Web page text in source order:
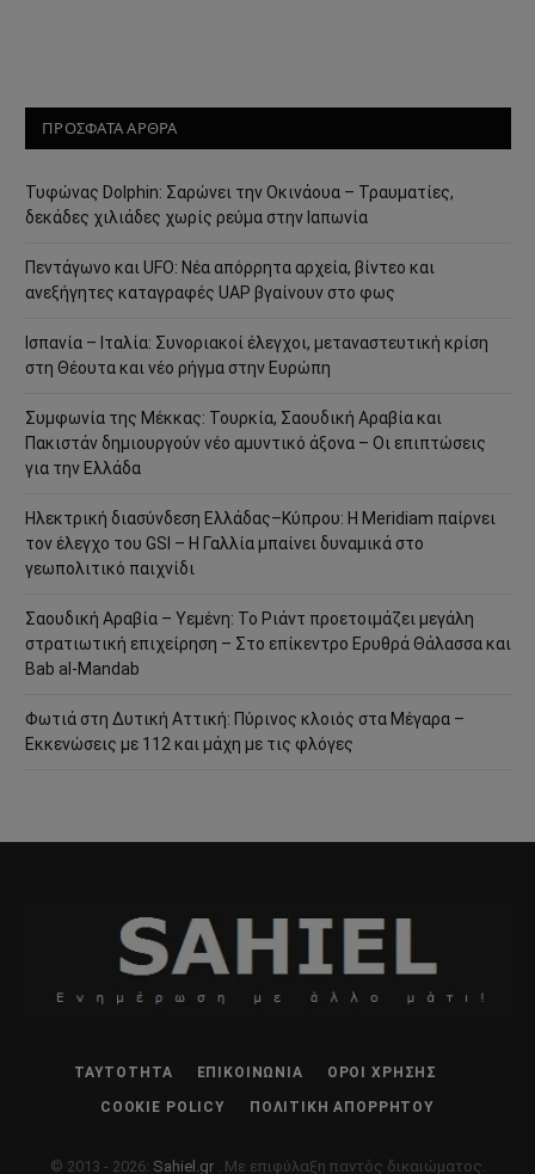
ΠΡΟΣΦΑΤΑ ΑΡΘΡΑ
Τυφώνας Dolphin: Σαρώνει την Οκινάουα – Τραυματίες,
δεκάδες χιλιάδες χωρίς ρεύμα στην Ιαπωνία
Πεντάγωνο και UFO: Νέα απόρρητα αρχεία, βίντεο και
ανεξήγητες καταγραφές UAP βγαίνουν στο φως
Ισπανία – Ιταλία: Συνοριακοί έλεγχοι, μεταναστευτική κρίση
στη Θέουτα και νέο ρήγμα στην Ευρώπη
Συμφωνία της Μέκκας: Τουρκία, Σαουδική Αραβία και
Πακιστάν δημιουργούν νέο αμυντικό άξονα – Οι επιπτώσεις
για την Ελλάδα
Ηλεκτρική διασύνδεση Ελλάδας–Κύπρου: Η Meridiam παίρνει
τον έλεγχο του GSI – Η Γαλλία μπαίνει δυναμικά στο
γεωπολιτικό παιχνίδι
Σαουδική Αραβία – Υεμένη: Το Ριάντ προετοιμάζει μεγάλη
στρατιωτική επιχείρηση – Στο επίκεντρο Ερυθρά Θάλασσα και
Bab al-Mandab
Φωτιά στη Δυτική Αττική: Πύρινος κλοιός στα Μέγαρα –
Εκκενώσεις με 112 και μάχη με τις φλόγες
ΤΑΥΤΌΤΗΤΑ ΕΠΙΚΟΙΝΩΝΊΑ ΌΡΟΙ ΧΡΉΣΗΣ
COOKIE POLICY ΠΟΛΙΤΙΚΉ ΑΠΟΡΡΉΤΟΥ
© 2013 - 2026: Sahiel.gr . Με επιφύλαξη παντός δικαιώματος.